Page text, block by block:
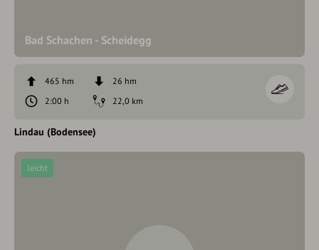
Bad Schachen - Scheidegg
465 hm
26 hm
2:00 h
22,0 km
Lindau (Bodensee)
leicht